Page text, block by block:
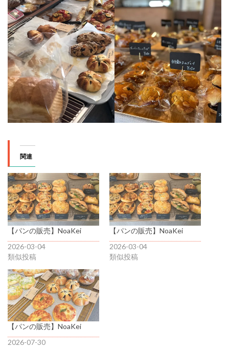
関連
【パンの販売】NoaKei
2026-03-04
類似投稿
【パンの販売】NoaKei
2026-03-04
類似投稿
【パンの販売】NoaKei
2026-07-30